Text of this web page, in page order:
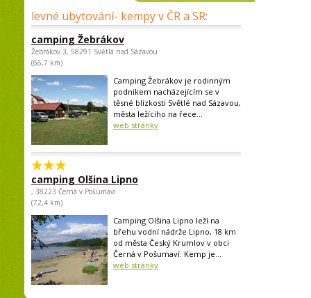
levné ubytování- kempy v ČR a SR:
camping Žebrákov
Žebrákov 3, 58291 Světlá nad Sázavou
(66,7 km)
Camping Žebrákov je rodinným
podnikem nacházejícím se v
těsné blízkosti Světlé nad Sázavou,
města ležícího na řece...
web stránky
camping Olšina Lipno
, 38223 Černá v Pošumaví
(72,4 km)
Camping Olšina Lipno leží na
břehu vodní nádrže Lipno, 18 km
od města Český Krumlov v obci
Černá v Pošumaví. Kemp je...
web stránky